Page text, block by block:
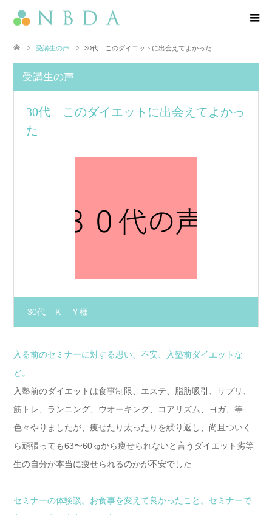
受講生の声 30代 このダイエットに出会えてよかった
受講生の声
30代 このダイエットに出会えてよかっ
た
30代 Ｋ Ｙ様
入る前のセミナーに対する思い、不安、入塾前ダイエットな
ど。
入塾前のダイエットは食事制限、エステ、脂肪吸引、サプリ、
筋トレ、ランニング、ウオーキング、コアリズム、ヨガ、等
色々やりましたが、痩せたり太ったりを繰り返し、尚且ついく
ら頑張っても63〜60㎏から痩せられないと言うダイエット劣等
生の自分が本当に痩せられるのかが不安でした
セミナーの体験談。お食事を変えて良かったこと。セミナーで